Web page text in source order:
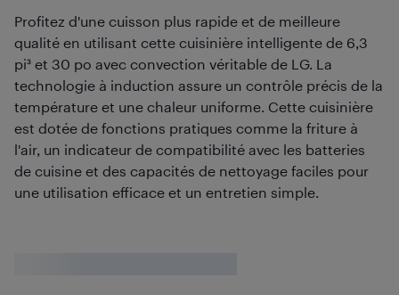
Profitez d'une cuisson plus rapide et de meilleure
qualité en utilisant cette cuisinière intelligente de 6,3
pi³ et 30 po avec convection véritable de LG. La
technologie à induction assure un contrôle précis de la
température et une chaleur uniforme. Cette cuisinière
est dotée de fonctions pratiques comme la friture à
l'air, un indicateur de compatibilité avec les batteries
de cuisine et des capacités de nettoyage faciles pour
une utilisation efficace et un entretien simple.